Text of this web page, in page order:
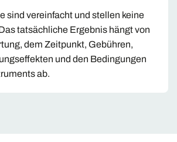
sind vereinfacht und stellen keine
tatsächliche Ergebnis hängt von
dem Zeitpunkt, Gebühren,
und den Bedingungen
ab.